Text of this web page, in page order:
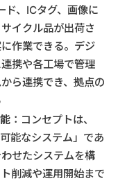
ド、ICタグ、画像に
イクル品が出荷さ
作業できる。デジ
携や各工場で管理
ら連携でき、拠点の
：コンセプトは、
能なシステム」であ
せたシステムを構
削減や運用開始まで